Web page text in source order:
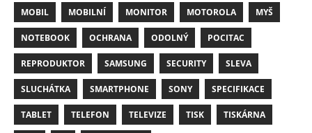
MOBIL MOBILNÍ MONITOR MOTOROLA MYŠ
NOTEBOOK OCHRANA ODOLNÝ POCITAC
REPRODUKTOR SAMSUNG SECURITY SLEVA
SLUCHÁTKA SMARTPHONE SONY SPECIFIKACE
TABLET TELEFON TELEVIZE TISK TISKÁRNA